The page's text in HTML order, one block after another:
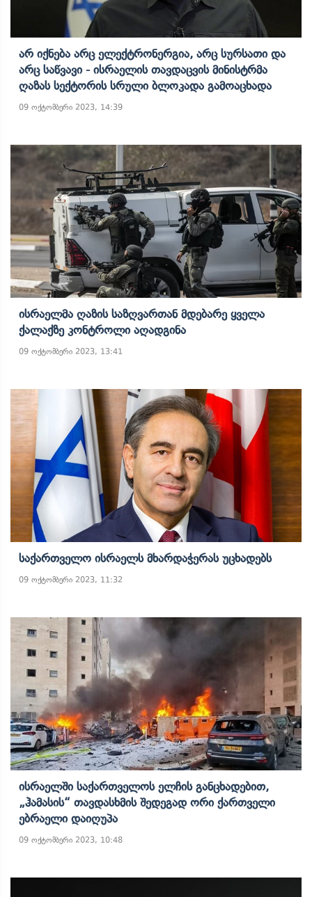
Არ Იქნება Არც Ელექტრონერგია, Არც Სურსათი Და
Არც Საწვავი - Ისრაელის Თავდაცვის Მინისტრმა
Ღაზას Სექტორის Სრული Ბლოკადა Გამოაცხადა
09 ოქტომბერი 2023, 14:39
Ისრაელმა Ღაზის Საზღვართან Მდებარე Ყველა
Ქალაქზე Კონტროლი Აღადგინა
09 ოქტომბერი 2023, 13:41
Საქართველო Ისრაელს Მხარდაჭერას Უცხადებს
09 ოქტომბერი 2023, 11:32
Ისრაელში Საქართველოს Ელჩის Განცხადებით,
„ჰამასის“ Თავდასხმის Შედეგად Ორი Ქართველი
Ებრაელი Დაიღუპა
09 ოქტომბერი 2023, 10:48